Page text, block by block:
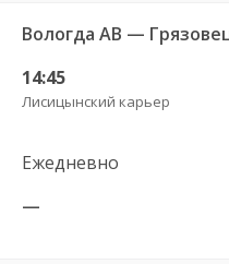
Вологда АВ —
14:45
Лисицынский карьер
Ежедневно
—